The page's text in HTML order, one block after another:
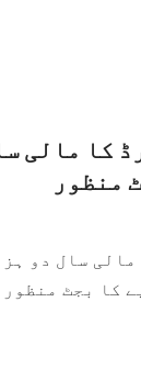
کا مالی
منظور
سال دو
کا بجٹ منظور